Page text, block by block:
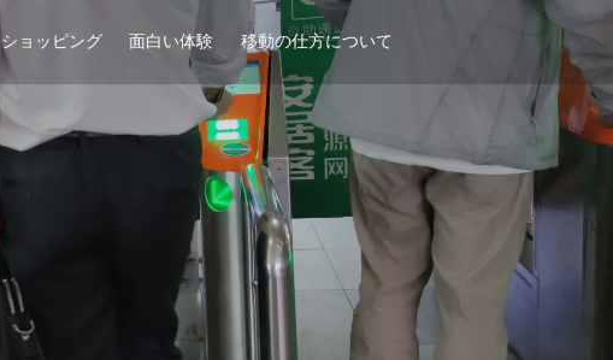
ショッピング 面白い体験 移動の仕方について